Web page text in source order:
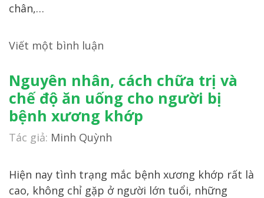
chân,…
Viết một bình luận
Nguyên nhân, cách chữa trị và
chế độ ăn uống cho người bị
bệnh xương khớp
Tác giả: Minh Quỳnh
Hiện nay tình trạng mắc bệnh xương khớp rất là
cao, không chỉ gặp ở người lớn tuổi, những